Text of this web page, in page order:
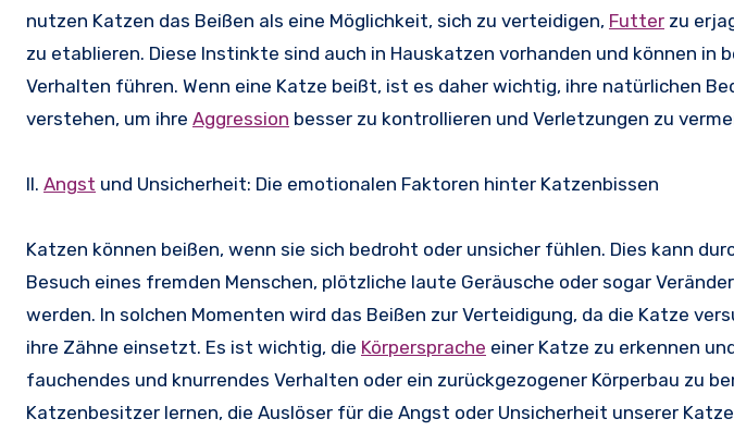
nutzen Katzen das Beißen als eine Möglichkeit, sich zu verteidigen, Futter zu
zu etablieren. Diese Instinkte sind auch in Hauskatzen vorhanden und können
Verhalten führen. Wenn eine Katze beißt, ist es daher wichtig, ihre natürlichen
verstehen, um ihre Aggression besser zu kontrollieren und Verletzungen zu
II. Angst und Unsicherheit: Die emotionalen Faktoren hinter Katzenbissen
Katzen können beißen, wenn sie sich bedroht oder unsicher fühlen. Dies kann
Besuch eines fremden Menschen, plötzliche laute Geräusche oder sogar
werden. In solchen Momenten wird das Beißen zur Verteidigung, da die Katze
ihre Zähne einsetzt. Es ist wichtig, die Körpersprache einer Katze zu erkennen
fauchendes und knurrendes Verhalten oder ein zurückgezogener Körperbau zu
Katzenbesitzer lernen, die Auslöser für die Angst oder Unsicherheit unserer